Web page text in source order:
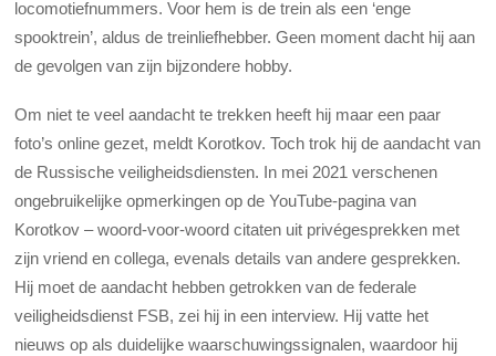
locomotiefnummers. Voor hem is de trein als een ‘enge
spooktrein’, aldus de treinliefhebber. Geen moment dacht hij aan
de gevolgen van zijn bijzondere hobby.
Om niet te veel aandacht te trekken heeft hij maar een paar
foto’s online gezet, meldt Korotkov. Toch trok hij de aandacht van
de Russische veiligheidsdiensten. In mei 2021 verschenen
ongebruikelijke opmerkingen op de YouTube-pagina van
Korotkov – woord-voor-woord citaten uit privégesprekken met
zijn vriend en collega, evenals details van andere gesprekken.
Hij moet de aandacht hebben getrokken van de federale
veiligheidsdienst FSB, zei hij in een interview. Hij vatte het
nieuws op als duidelijke waarschuwingssignalen, waardoor hij